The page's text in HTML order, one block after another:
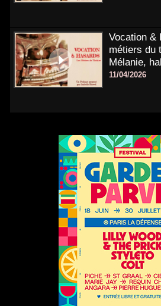
Vocation &
métiers du
Mélanie,
11/04/2026